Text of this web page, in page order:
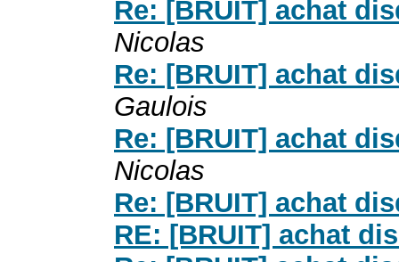
Re: [BRUIT] achat
Nicolas
Re: [BRUIT] achat
Gaulois
Re: [BRUIT] achat
Nicolas
Re: [BRUIT] achat
RE: [BRUIT] achat